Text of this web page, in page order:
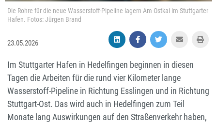
Die Rohre für die neue Wasserstoff-Pipeline lagern Am Ostkai im Stuttgarter
Hafen. Fotos: Jürgen Brand
23.05.2026
Im Stuttgarter Hafen in Hedelfingen beginnen in diesen
Tagen die Arbeiten für die rund vier Kilometer lange
Wasserstoff-Pipeline in Richtung Esslingen und in Richtung
Stuttgart-Ost. Das wird auch in Hedelfingen zum Teil
Monate lang Auswirkungen auf den Straßenverkehr haben,